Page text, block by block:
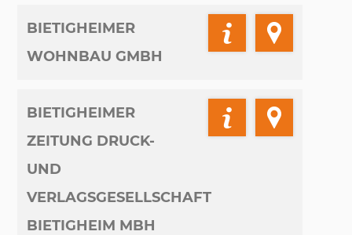
BIETIGHEIMER
WOHNBAU GMBH
BIETIGHEIMER
ZEITUNG DRUCK-
UND
VERLAGSGESELLSCHAFT
BIETIGHEIM MBH